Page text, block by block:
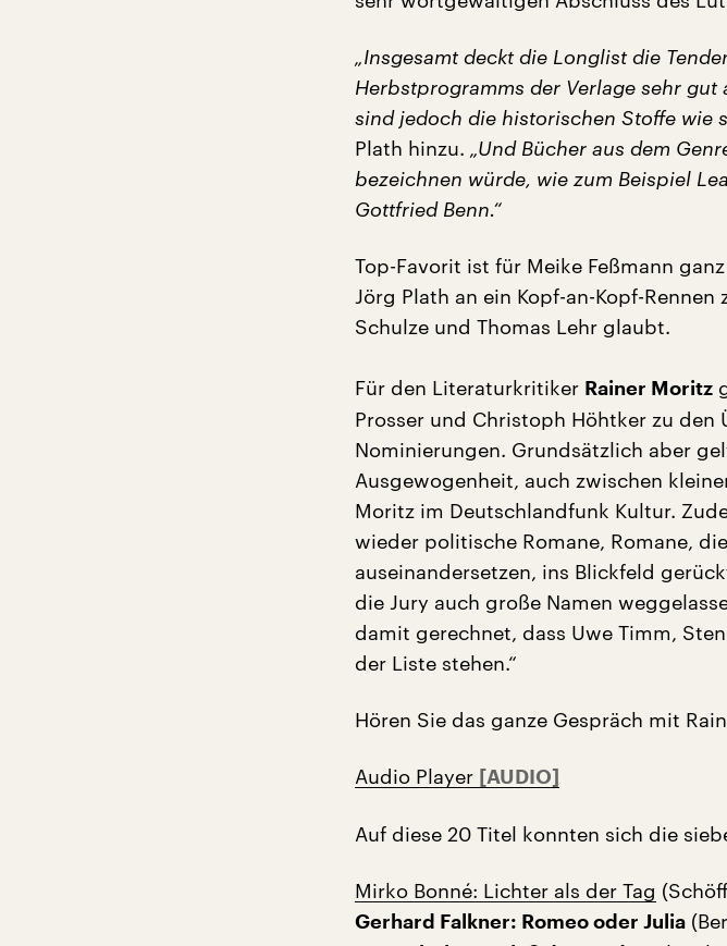
„Insgesamt deckt die Longlist die
Herbstprogramms der Verlage sehr gut
sind jedoch die historischen Stoffe wie
Plath hinzu. „Und Bücher aus dem
bezeichnen würde, wie zum Beispiel
Gottfried Benn.“
Top-Favorit ist für Meike Feßmann
Jörg Plath an ein Kopf-an-Kopf-
Schulze und Thomas Lehr glaubt.
Für den Literaturkritiker Rainer Moritz
Prosser und Christoph Höhtker zu den
Nominierungen. Grundsätzlich aber
Ausgewogenheit, auch zwischen
Moritz im Deutschlandfunk Kultur.
wieder politische Romane, Romane,
auseinandersetzen, ins Blickfeld
die Jury auch große Namen
damit gerechnet, dass Uwe Timm,
der Liste stehen.“
Hören Sie das ganze Gespräch mit
Audio Player
Auf diese 20 Titel konnten sich die
Mirko Bonné: Lichter als der Tag
Gerhard Falkner: Romeo oder Julia